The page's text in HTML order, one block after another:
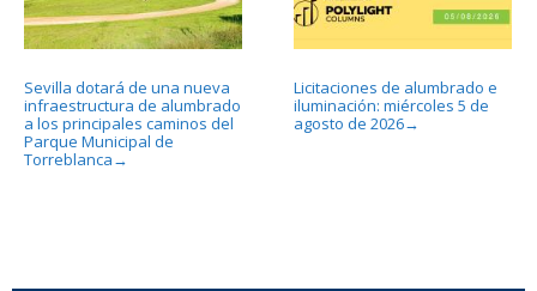
Sevilla dotará de una nueva
infraestructura de alumbrado
a los principales caminos del
Parque Municipal de
Torreblanca →
Licitaciones de alumbrado e
iluminación: miércoles 5 de
agosto de 2026→